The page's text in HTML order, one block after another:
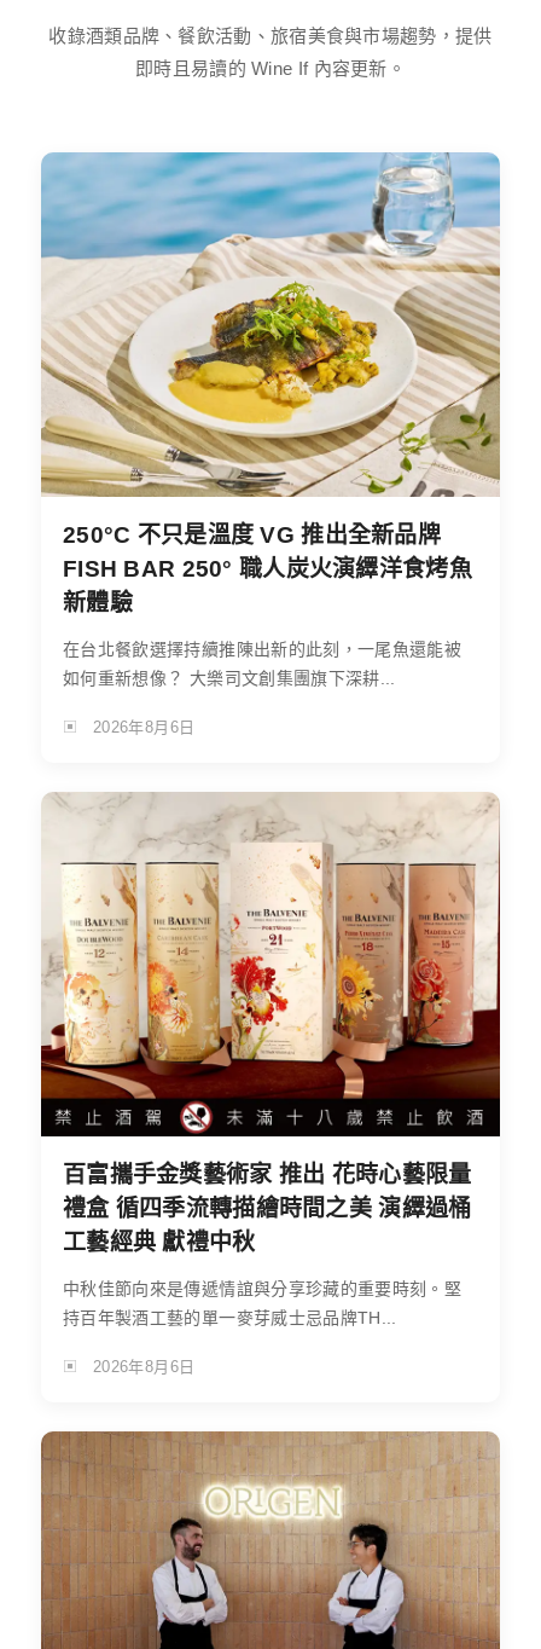
收錄酒類品牌、餐飲活動、旅宿美食與市場趨勢，提供
即時且易讀的 Wine If 內容更新。
250°C 不只是溫度 VG 推出全新品牌
FISH BAR 250° 職人炭火演繹洋食烤魚
新體驗
在台北餐飲選擇持續推陳出新的此刻，一尾魚還能被
如何重新想像？ 大樂司文創集團旗下深耕...
2026年8月6日
百富攜手金獎藝術家 推出 花時心藝限量
禮盒 循四季流轉描繪時間之美 演繹過桶
工藝經典 獻禮中秋
中秋佳節向來是傳遞情誼與分享珍藏的重要時刻。堅
持百年製酒工藝的單一麥芽威士忌品牌TH...
2026年8月6日